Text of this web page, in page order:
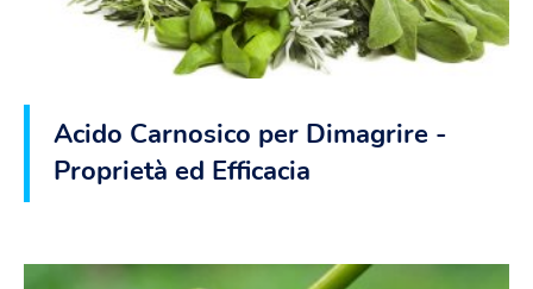
Acido Carnosico per Dimagrire -
Proprietà ed Efficacia